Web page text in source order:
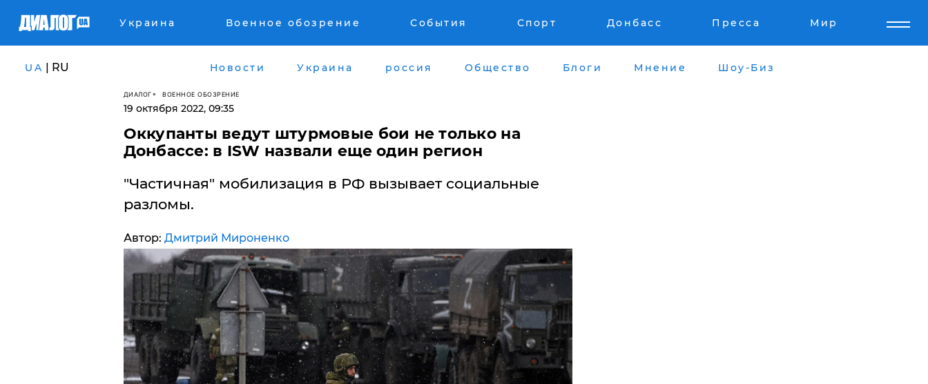
Украина Военное обозрение События Спорт Донбасс Пресса Мир
UA | RU Новости Украина россия Общество Блоги Мнение Шоу-Биз
ДИАЛОГ ВОЕННОЕ ОБОЗРЕНИЕ
19 октября 2022, 09:35
​Оккупанты ведут штурмовые бои не только на
Донбассе: в ISW назвали еще один регион
"Частичная" мобилизация в РФ вызывает социальные
разломы.
Автор: Дмитрий Мироненко